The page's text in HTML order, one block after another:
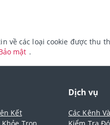
về các loại cookie được thu
mật .
Kết
Dịch vụ
Các Kênh